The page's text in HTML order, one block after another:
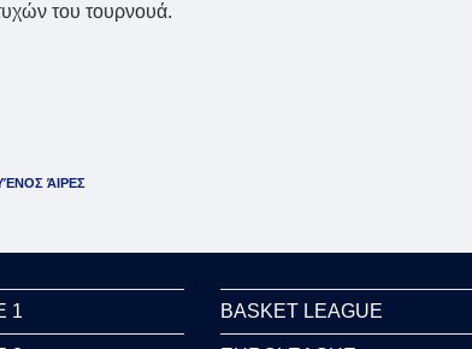
του τουρνουά.
ΆΙΡΕΣ
1 BASKET LEAGUE